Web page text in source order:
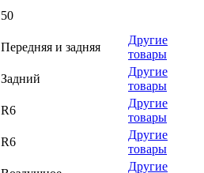
50
Передняя и задняя
Другие
товары
Задний
Другие
товары
R6
Другие
товары
R6
Другие
товары
Другие